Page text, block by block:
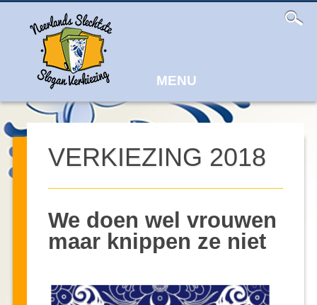
MENU
VERKIEZING 2018
We doen wel vrouwen
maar knippen ze niet